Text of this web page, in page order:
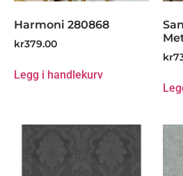
Harmoni 280868
kr379.00
Legg i handlekurv
kr